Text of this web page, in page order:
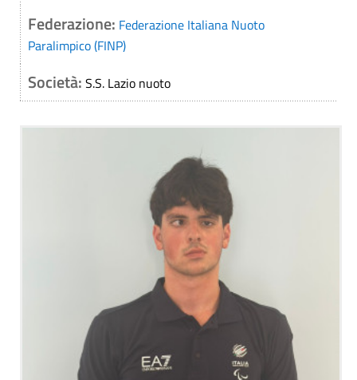
Federazione: Federazione Italiana Nuoto
Paralimpico (FINP)
Società: S.S. Lazio nuoto